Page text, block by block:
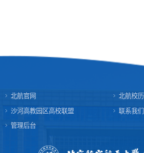
北航官网 北航校历
沙河高教园区高校联盟 联系我们
管理后台